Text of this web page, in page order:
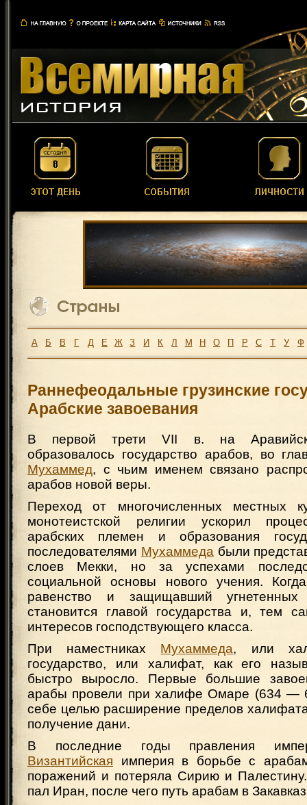
А Б В Г Д Е Ж З И К Л М Н О П Р С Т У Ф
Раннефеодальные грузинские
Арабские завоевания
В первой трети VII в. на
образовалось государство арабов, во
Мухаммед, с чьим именем связано
арабов новой веры.
Переход от многочисленных местных
монотеистской религии ускорил
арабских племен и образования
последователями Мухаммеда были
слоев Мекки, но за успехами
социальной основы нового учения.
равенство и защищавший
становится главой государства и, тем
интересов господствующего класса.
При наместниках Мухаммеда, или
государство, или халифат, как его
быстро выросло. Первые большие
арабы провели при халифе Омаре (634 —
себе целью расширение пределов
получение дани.
В последние годы правления
Византийская империя в борьбе с
поражений и потеряла Сирию и
пал Иран, после чего путь арабам в